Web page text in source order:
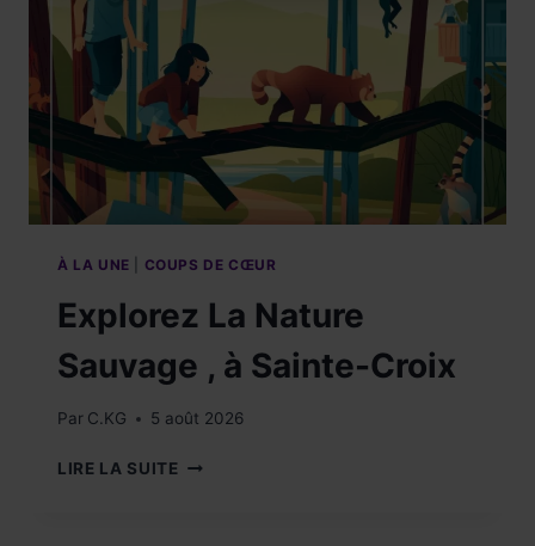
À LA UNE COUPS DE CŒUR
Explorez La Nature
Sauvage , à Sainte-Croix
Par C.KG 5 août 2026
LIRE LA SUITE EXPLOREZ